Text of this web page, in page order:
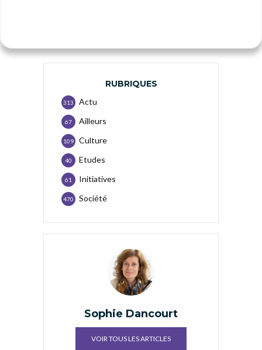
RUBRIQUES
Actu
313
Ailleurs
67
Culture
109
Etudes
40
Initiatives
61
Société
470
Sophie Dancourt
VOIR TOUS LES ARTICLES